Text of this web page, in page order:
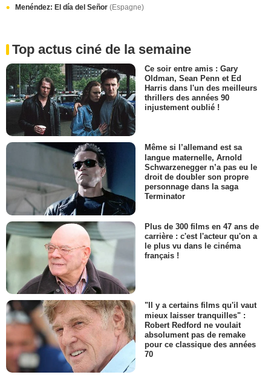
Menéndez: El día del Señor (Espagne)
Top actus ciné de la semaine
Ce soir entre amis : Gary
Oldman, Sean Penn et Ed
Harris dans l'un des meilleurs
thrillers des années 90
injustement oublié !
Même si l’allemand est sa
langue maternelle, Arnold
Schwarzenegger n’a pas eu le
droit de doubler son propre
personnage dans la saga
Terminator
Plus de 300 films en 47 ans de
carrière : c'est l'acteur qu'on a
le plus vu dans le cinéma
français !
"Il y a certains films qu'il vaut
mieux laisser tranquilles" :
Robert Redford ne voulait
absolument pas de remake
pour ce classique des années
70